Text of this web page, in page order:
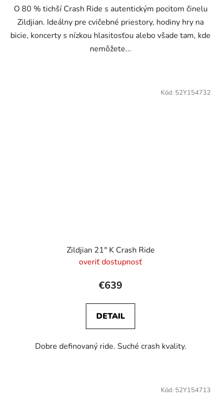
O 80 % tichší Crash Ride s autentickým pocitom činelu
Zildjian. Ideálny pre cvičebné priestory, hodiny hry na
bicie, koncerty s nízkou hlasitosťou alebo všade tam, kde
nemôžete...
Zildjian 21" K Crash Ride
overiť dostupnosť
€639
DETAIL
Dobre definovaný ride. Suché crash kvality.
Kód: 52Y154732
Kód: 52Y154713